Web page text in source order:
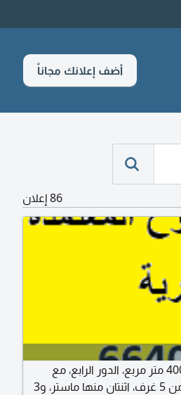
أضف إعلانك مجاناً
86 إعلان
للإيجار دور كبير جدا في جابر الاحمد،400 متر مربع، الدور الرابع، مع
مصعد. المساحة 400 متر مربع. يتكون من 5 غرف، اثنتان منها ماستر، و3